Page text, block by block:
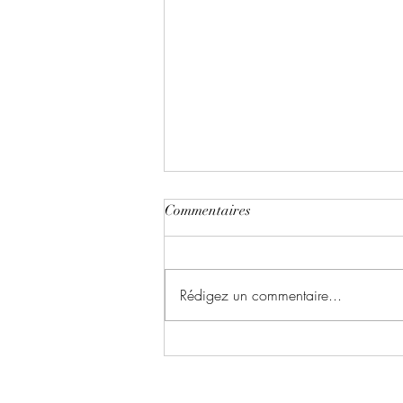
Commentaires
Rédigez un commentaire...